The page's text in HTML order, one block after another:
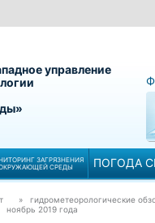
управление
ЗАГРЯЗНЕНИЯ
СРЕДЫ
ПОГОДА
» гидрометеорологические
ноябрь 2019 года